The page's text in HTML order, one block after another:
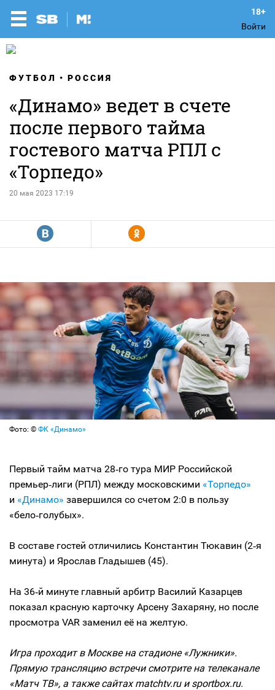
Войти
ФУТБОЛ РОССИЯ
«Динамо» ведет в счете
после первого тайма
гостевого матча РПЛ с
«Торпедо»
20 мая 2023 17:19
R Y
Фото: © ФК «Динамо»
Первый тайм матча 28‑го тура МИР Российской
премьер‑лиги (РПЛ) между московскими «Торпедо»
и «Динамо» завершился со счетом 2:0 в пользу
«бело‑голубых».
В составе гостей отличились Константин Тюкавин (2‑я
минута) и Ярослав Гладышев (45).
На 36‑й минуте главный арбитр Василий Казарцев
показал красную карточку Арсену Захаряну, но после
просмотра VAR заменил её на желтую.
Игра проходит в Москве на стадионе «Лужники».
Прямую трансляцию встречи смотрите на телеканале
«Матч ТВ», а также сайтах matchtv.ru и sportbox.ru.